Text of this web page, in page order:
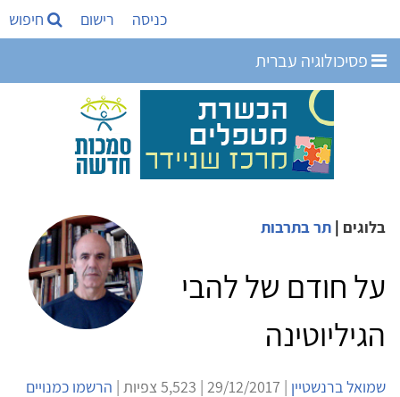
כניסה רישום חיפוש
פסיכולוגיה עברית
בלוגים | תר בתרבות
על חודם של להבי
הגיליוטינה
שמואל ברנשטיין | 29/12/2017 | 5,523 צפיות |
הרשמו כמנויים